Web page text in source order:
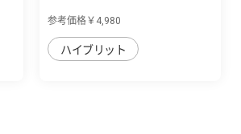
参考価格￥4,980
ハイブリット